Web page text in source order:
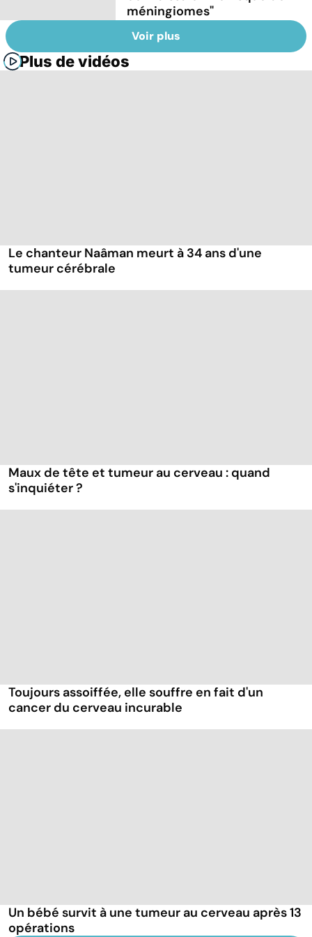
méningiomes"
Voir plus
Plus de vidéos
Le chanteur Naâman meurt à 34 ans d'une
tumeur cérébrale
Maux de tête et tumeur au cerveau : quand
s'inquiéter ?
Toujours assoiffée, elle souffre en fait d'un
cancer du cerveau incurable
Un bébé survit à une tumeur au cerveau après 13
opérations